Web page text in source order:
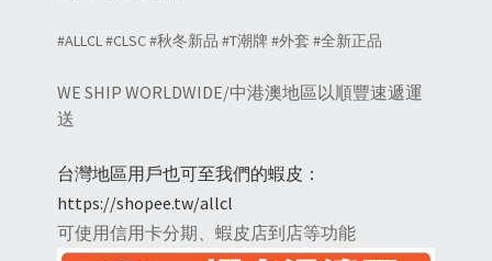
#ALLCL #CLSC #秋冬新品 #T潮牌 #外套 #全新正品
WE SHIP WORLDWIDE/中港澳地區以順豐速遞運
送
台灣地區用戶也可至我們的蝦皮：
https://shopee.tw/allcl
可使用信用卡分期、蝦皮店到店等功能